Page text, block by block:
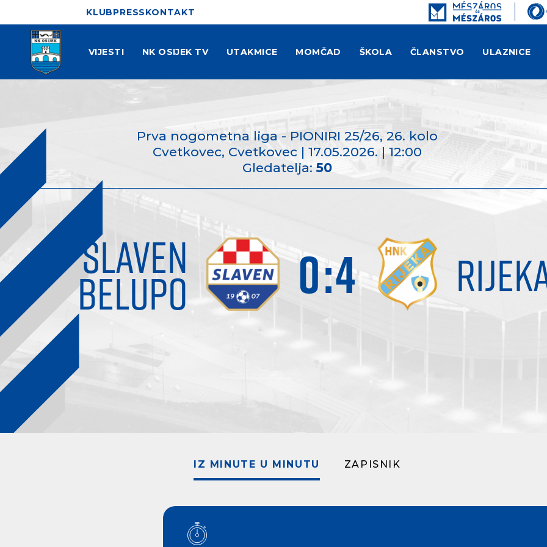
KLUBPRESSKONTAKT
VIJESTI NK OSIJEK TV UTAKMICE MOMČAD ŠKOLA ČLANSTVO ULAZNICE
Prva nogometna liga - PIONIRI 25/26, 26. kolo
Cvetkovec, Cvetkovec | 17.05.2026. | 12:00
Gledatelja:50
SLAVEN
BELUPO 0:4
IZ MINUTE U MINUTU ZAPISNIK